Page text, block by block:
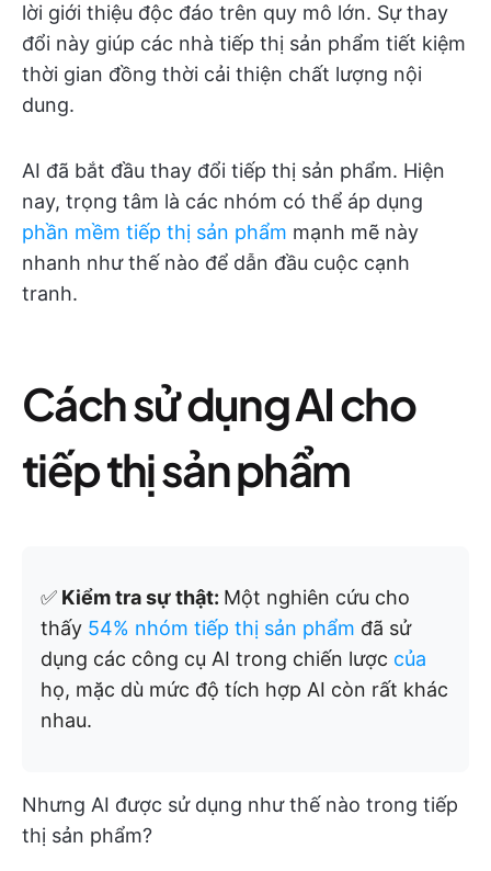
lời giới thiệu độc đáo trên quy mô lớn. Sự thay
đổi này giúp các nhà tiếp thị sản phẩm tiết kiệm
thời gian đồng thời cải thiện chất lượng nội
dung.
AI đã bắt đầu thay đổi tiếp thị sản phẩm. Hiện
nay, trọng tâm là các nhóm có thể áp dụng
phần mềm tiếp thị sản phẩm mạnh mẽ này
nhanh như thế nào để dẫn đầu cuộc cạnh
tranh.
Cách sử dụng AI cho
tiếp thị sản phẩm
✅ Kiểm tra sự thật: Một nghiên cứu cho
thấy 54% nhóm tiếp thị sản phẩm đã sử
dụng các công cụ AI trong chiến lược của
họ, mặc dù mức độ tích hợp AI còn rất khác
nhau.
Nhưng AI được sử dụng như thế nào trong tiếp
thị sản phẩm?